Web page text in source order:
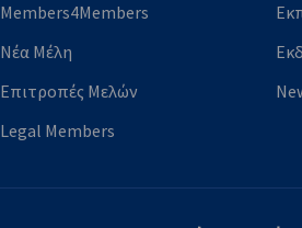
Members4Members
Νέα Μέλη
Επιτροπές Μελών
Legal Members